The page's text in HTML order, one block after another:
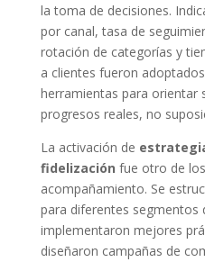
la toma de decisiones.
por canal, tasa de
rotación de categorías y
a clientes fueron
herramientas para orientar
progresos reales, no
La activación de
fidelización fue otro de
acompañamiento. Se
para diferentes segmentos
implementaron mejores
diseñaron campañas de